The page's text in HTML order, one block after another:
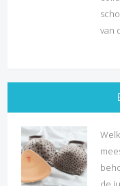
van